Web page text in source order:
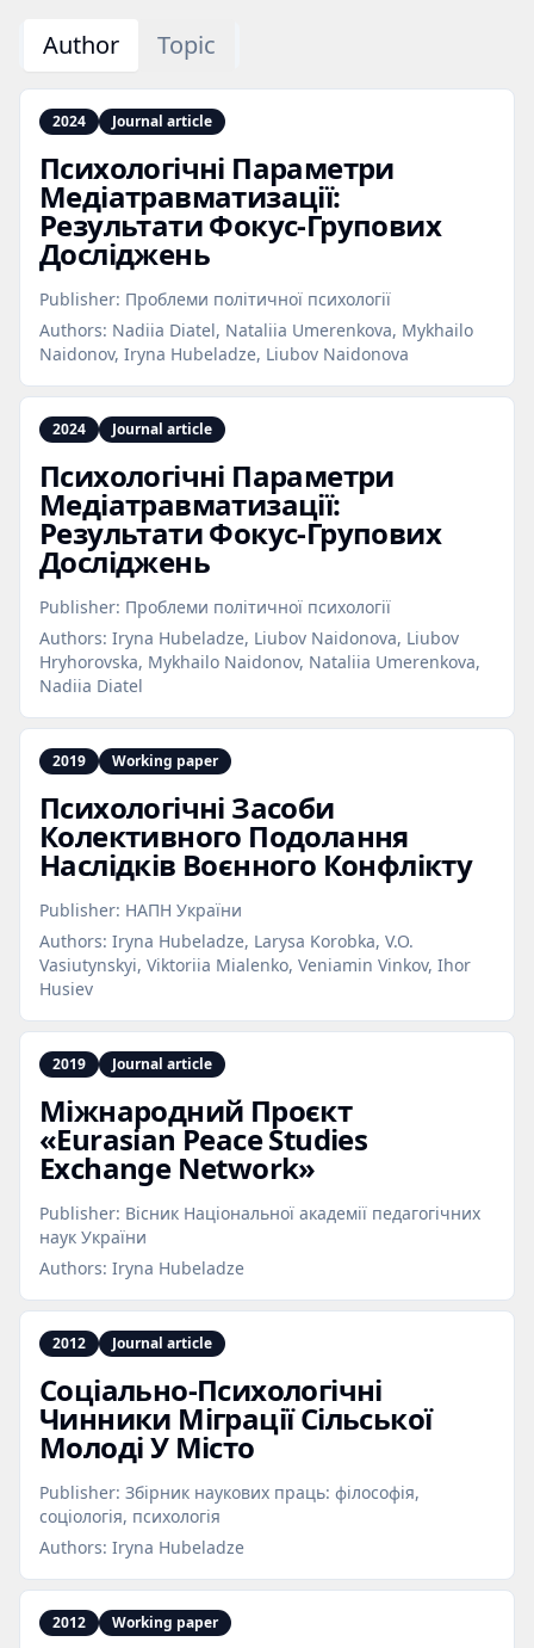
Author Topic
2024 Journal article
Психологічні Параметри
Медіатравматизації:
Результати Фокус‑Групових
Досліджень
Publisher: Проблеми політичної психології
Authors: Nadiia Diatel, Nataliia Umerenkova, Mykhailo
Naidonov, Iryna Hubeladze, Liubov Naidonova
2024 Journal article
Психологічні Параметри
Медіатравматизації:
Результати Фокус‑Групових
Досліджень
Publisher: Проблеми політичної психології
Authors: Iryna Hubeladze, Liubov Naidonova, Liubov
Hryhorovska, Mykhailo Naidonov, Nataliia Umerenkova,
Nadiia Diatel
2019 Working paper
Психологічні Засоби
Колективного Подолання
Наслідків Воєнного Конфлікту
Publisher: НАПН України
Authors: Iryna Hubeladze, Larysa Korobka, V.O.
Vasiutynskyi, Viktoriia Mialenko, Veniamin Vinkov, Ihor
Husiev
2019 Journal article
Міжнародний Проєкт
«Eurasian Peace Studies
Exchange Network»
Publisher: Вісник Національної академії педагогічних
наук України
Authors: Iryna Hubeladze
2012 Journal article
Соціально‑Психологічні
Чинники Міграції Сільської
Молоді У Місто
Publisher: Збірник наукових праць: філософія,
соціологія, психологія
Authors: Iryna Hubeladze
2012 Working paper